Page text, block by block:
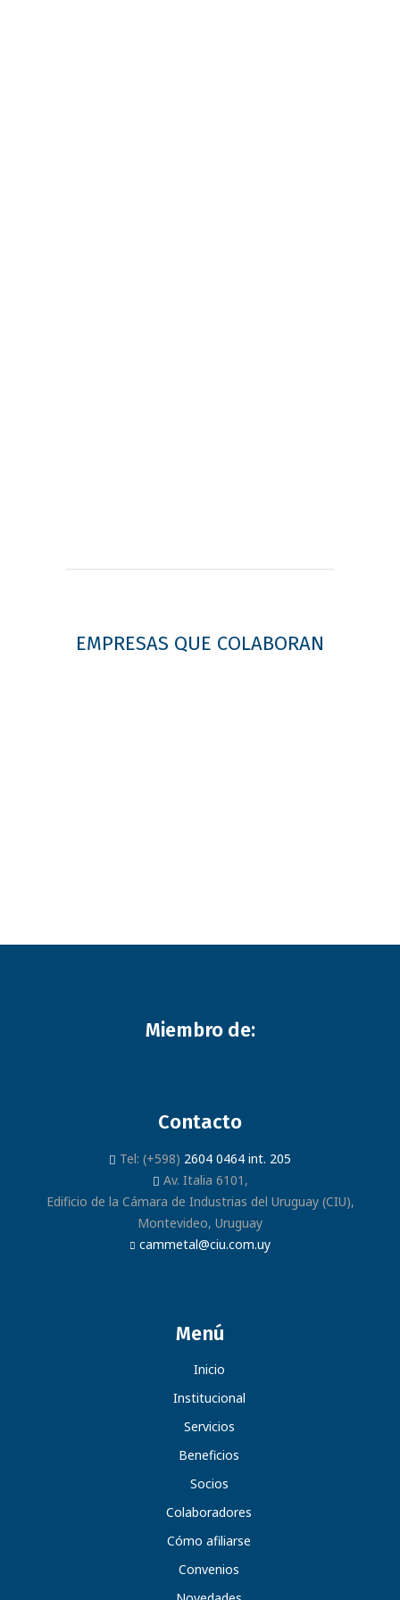
EMPRESAS QUE COLABORAN
Miembro de:
Contacto
Tel: (+598) 2604 0464 int. 205
Av. Italia 6101,
Edificio de la Cámara de Industrias del Uruguay (CIU),
Montevideo, Uruguay
cammetal@ciu.com.uy
Menú
Inicio
Institucional
Servicios
Beneficios
Socios
Colaboradores
Cómo afiliarse
Convenios